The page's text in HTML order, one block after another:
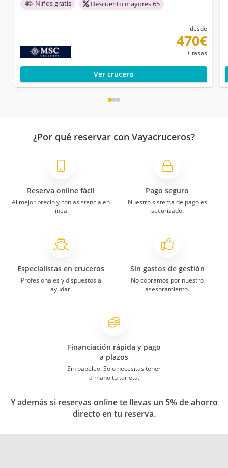
Niños gratis Descuento mayores 65
desde
470€
+ tasas
Ver crucero
¿Por qué reservar con Vayacruceros?
Reserva online fácil
Al mejor precio y con asistencia en
línea.
Pago seguro
Nuestro sistema de pago es
securizado.
Especialistas en cruceros
Profesionales y dispuestos a
ayudar.
Sin gastos de gestión
No cobramos por nuestro
asesoramiento.
Financiación rápida y pago
a plazos
Sin papeleo. Solo necesitas tener
a mano tu tarjeta.
Y además si reservas online te llevas un 5% de ahorro
directo en tu reserva.